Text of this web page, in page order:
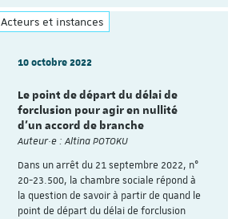
Acteurs et instances
10 octobre 2022
Le point de départ du délai de
forclusion pour agir en nullité
d’un accord de branche
Auteur·e : Altina POTOKU
Dans un arrêt du 21 septembre 2022, n°
20-23.500, la chambre sociale répond à
la question de savoir à partir de quand le
point de départ du délai de forclusion